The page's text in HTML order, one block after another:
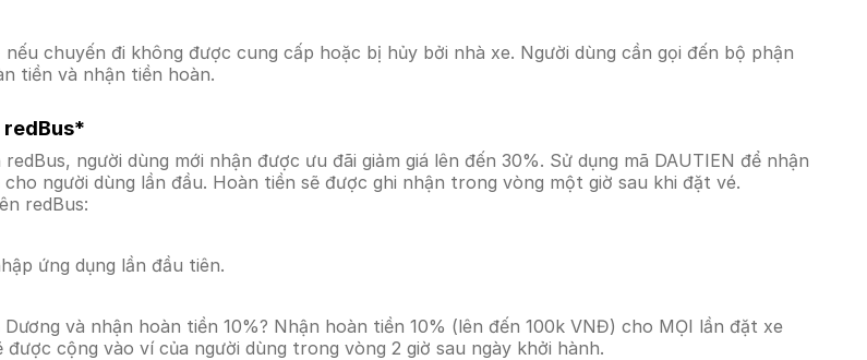
chuyến đi không được cung cấp hoặc bị hủy bởi nhà xe. Người dùng cần gọi đến bộ phận
tiền và nhận tiền hoàn.
redBus*
người dùng mới nhận được ưu đãi giảm giá lên đến 30%. Sử dụng mã DAUTIEN để nhận
người dùng lần đầu. Hoàn tiền sẽ được ghi nhận trong vòng một giờ sau khi đặt vé.
redBus:
ứng dụng lần đầu tiên.
và nhận hoàn tiền 10%? Nhận hoàn tiền 10% (lên đến 100k VNĐ) cho MỌI lần đặt xe
cộng vào ví của người dùng trong vòng 2 giờ sau ngày khởi hành.